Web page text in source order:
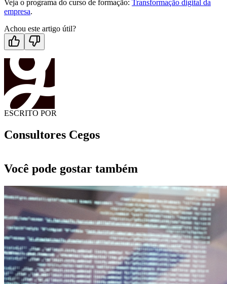
Veja o programa do curso de formação: Transformação digital da
empresa.
Achou este artigo útil?
ESCRITO POR
Consultores Cegos
Você pode gostar também